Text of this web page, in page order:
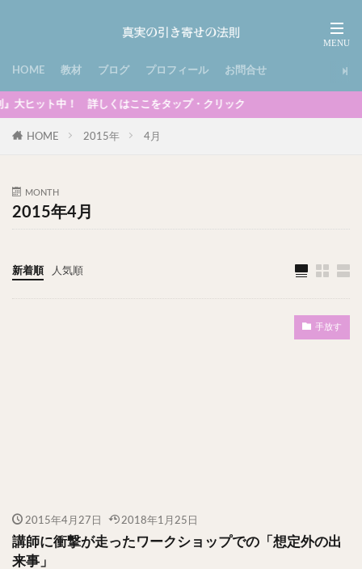
HOME 教材 ブログ プロフィール お問合せ
詳しくはここをタップ・クリック
HOME 2015年 4月
MONTH
2015年4月
新着順 人気順
手放す
2015年4月27日 2018年1月25日
講師に衝撃が走ったワークショップでの「想定外の出
来事」